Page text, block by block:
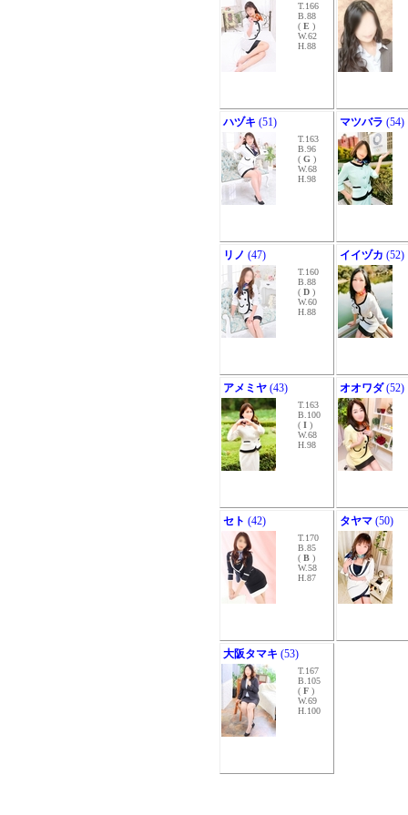
T.166
B.88
( E )
W.62
H.88
ハヅキ (51)
T.163
B.96
( G )
W.68
H.98
マツバラ (54)
リノ (47)
T.160
B.88
( D )
W.60
H.88
イイヅカ (52)
アメミヤ (43)
T.163
B.100
( I )
W.68
H.98
オオワダ(52)
セト (42)
T.170
B.85
( B )
W.58
H.87
タヤマ (50)
大阪タマキ (53)
T.167
B.105
( F )
W.69
H.100